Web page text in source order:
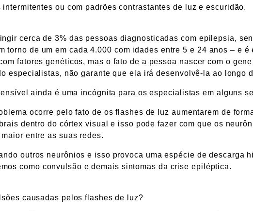
ou com padrões contrastantes de luz e escuridão.
cerca de 3% das pessoas diagnosticadas com epilepsia,
torno de um em cada 4.000 com idades entre 5 e 24 anos – e é
fatores genéticos, mas o fato de a pessoa nascer com o gene
especialistas, não garante que ela irá desenvolvê-la ao longo
ainda é uma incógnita para os especialistas em alguns
ocorre pelo fato de os flashes de luz aumentarem de
dentro do córtex visual e isso pode fazer com que os
entre as suas redes.
outros neurônios e isso provoca uma espécie de descarga
como convulsão e demais sintomas da crise epiléptica.
causadas pelos flashes de luz?